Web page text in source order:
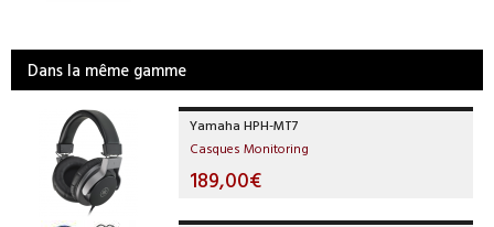
Dans la même gamme
Yamaha HPH-MT7
Casques Monitoring
189,00€